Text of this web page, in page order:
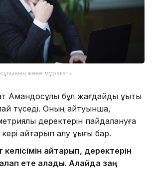
жеке мұрағаты
Амандосұлы бұл жағдайды құқықтық
түседі. Оның айтуынша,
деректерін пайдалануға
қайтарып алу құқығы бар.
қайтарып, деректерін
ете алады. Алайда заң